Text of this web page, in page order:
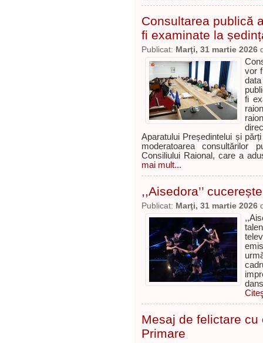
Consultarea publică
fi examinate la
Publicat: Marţi, 31 martie 2026
vor
fi
Aparatului Președintelui și
moderatoarea consultărilor
Consiliului Raional, care a
mai mult...
,,Aisedora’’
Publicat: Marţi, 31 martie 2026
Mesaj de felictare
Primare